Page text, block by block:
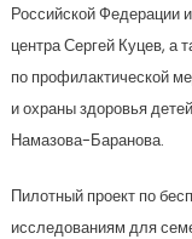
Российской Федерации
центра Сергей Куцев, а
по профилактической
и охраны здоровья
Намазова-Баранова.
Пилотный проект по
исследованиям для